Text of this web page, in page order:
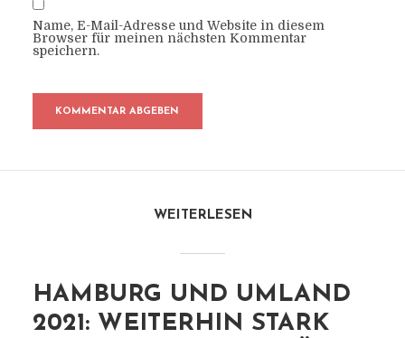
Name, E-Mail-Adresse und Website in diesem
Browser für meinen nächsten Kommentar
speichern.
WEITERLESEN
HAMBURG UND UMLAND
2021: WEITERHIN STARK